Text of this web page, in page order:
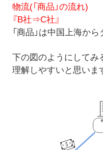
物流(「商品」の流れ)
『B社⇒C社』
「商品」は中国上海か
下の図のようにしてみ
理解しやすいと思いま